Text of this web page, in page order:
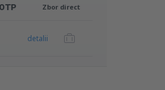
OTP Zbor direct
detalii